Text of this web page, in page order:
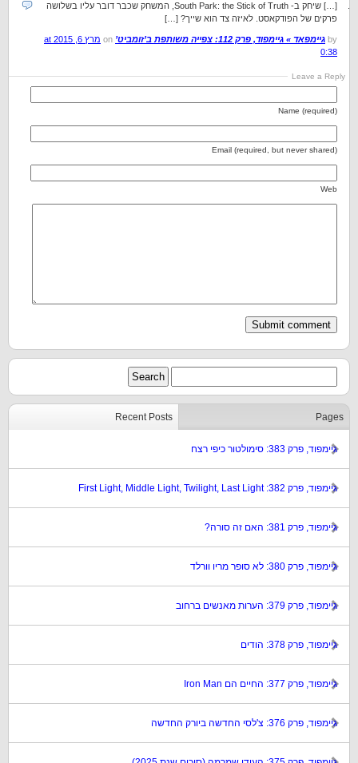
[…] שיחק ב- South Park: the Stick of Truth, המשחק שכבר דובר עליו בשלושה
פרקים של הפודקאסט. לאיזה צד הוא שייך? […]
by גיימפאד » גיימפוד, פרק 112: צפייה משותפת ב’זומביט’
מרץ 6, 2015 at
0:38
Leave a Reply
Name (required)
Email (required, but never shared)
Web
Recent Posts Pages
גיימפוד, פרק 383: סימולטור כיפי רצח
גיימפוד, פרק 382: First Light, Middle Light, Twilight, Last Light
גיימפוד, פרק 381: האם זה סורה?
גיימפוד, פרק 380: לא סופר מריו וורלד
גיימפוד, פרק 379: הערות מאנשים ברחוב
גיימפוד, פרק 378: הודים
גיימפוד, פרק 377: החיים הם Iron Man
גיימפוד, פרק 376: צ'לסי החדשה ביורק החדשה